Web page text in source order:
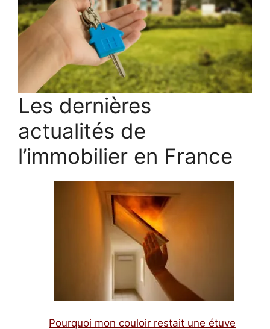
Les dernières
actualités de
l’immobilier en France
Pourquoi mon couloir restait une étuve